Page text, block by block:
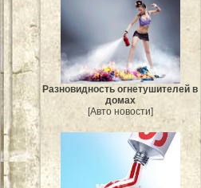
Разновидность огнетушителей в
домах
[Авто новости]